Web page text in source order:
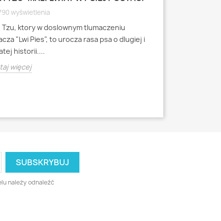
wyświetlenia
Tzu, ktory w doslownym tlumaczeniu
"Lwi Pies", to urocza rasa psa o dlugiej i
historii....
więcej
należy odnaleźć